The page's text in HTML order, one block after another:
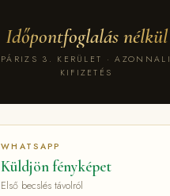
Időpontfoglalás nélkül
PÁRIZS 3. KERÜLET · AZONNALI
KIFIZETÉS
WHATSAPP
Küldjön fényképet
Első becslés távolról